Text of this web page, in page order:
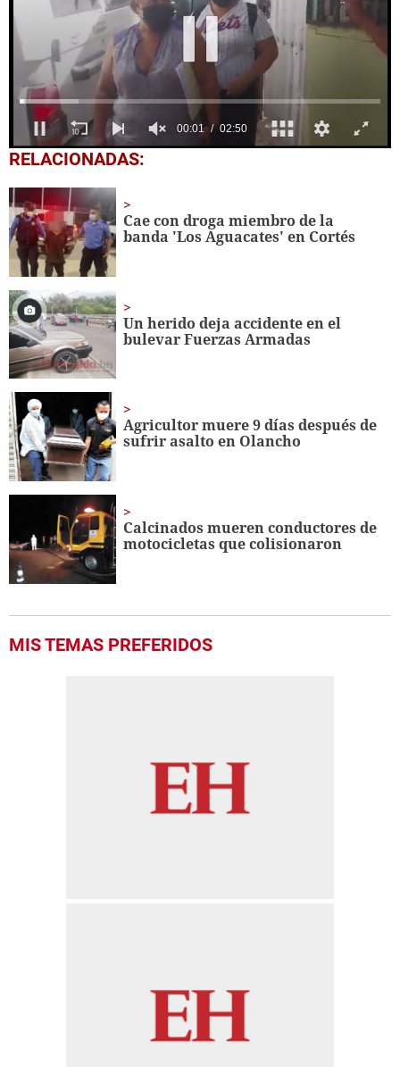
0
seconds
2
minutes,
50
seconds
RELACIONADAS:
Cae con droga miembro de la
banda 'Los Aguacates' en Cortés
Un herido deja accidente en el
bulevar Fuerzas Armadas
Agricultor muere 9 días después de
sufrir asalto en Olancho
Calcinados mueren conductores de
motocicletas que colisionaron
MIS TEMAS PREFERIDOS